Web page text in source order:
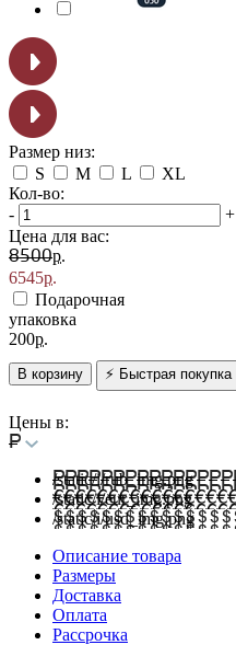
Размер низ:
S
M L
XL
Кол-во:
-
+
Цена для вас:
8500р.
6545р.
Подарочная
упаковка
200р.
В корзину ⚡ Быстрая покупка
Цены в:
/static/i/rub_img.png
/static/i/eur_img.png
/static/i/usd_img.png
Описание товара
Размеры
Доставка
Оплата
Рассрочка